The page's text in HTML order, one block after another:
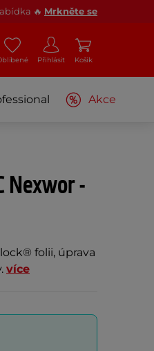
🔥 Mrkněte se
Přihlásit Košík
Akce
Nexwor -
folii, úprava
více